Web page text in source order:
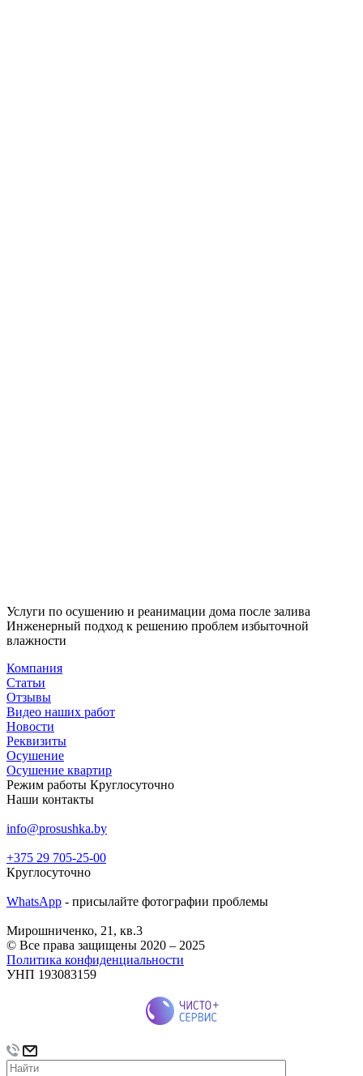
Услуги по осушению и реанимации дома после залива
Инженерный подход к решению проблем избыточной
влажности
Компания
Статьи
Отзывы
Видео наших работ
Новости
Реквизиты
Осушение
Осушение квартир
Режим работы Круглосуточно
Наши контакты
info@prosushka.by
+375 29 705-25-00
Круглосуточно
WhatsApp - присылайте фотографии проблемы
Мирошниченко, 21, кв.3
© Все права защищены 2020 – 2025
Политика конфиденциальности
УНП 193083159